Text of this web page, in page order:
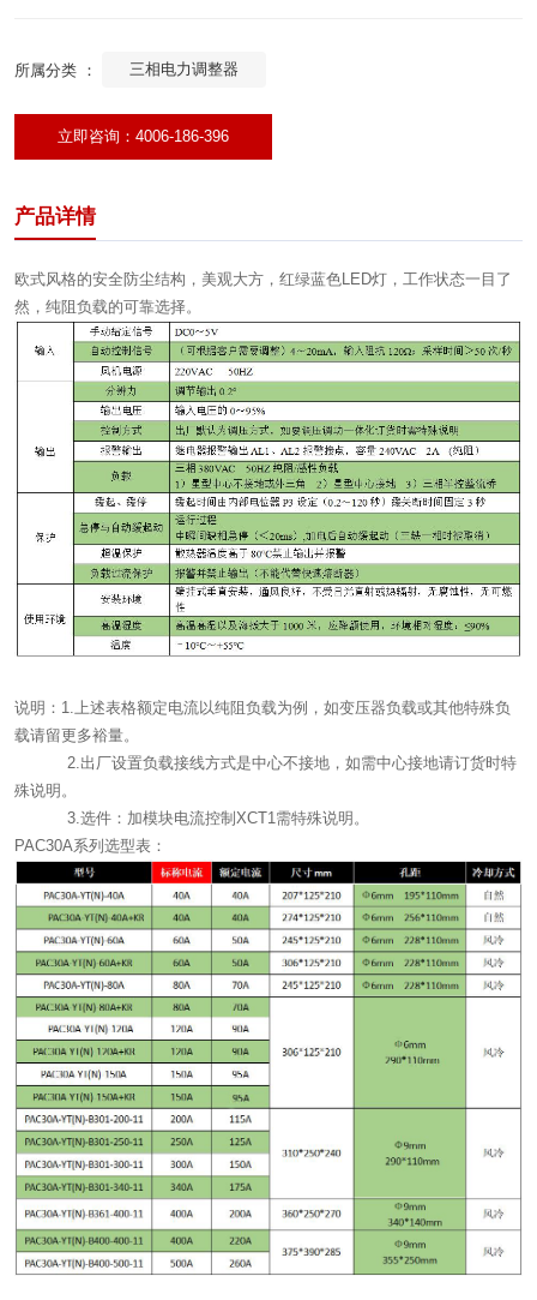
所属分类 ： 三相电力调整器
立即咨询：4006-186-396
产品详情
欧式风格的安全防尘结构，美观大方，红绿蓝色LED灯，工作状态一目了
然，纯阻负载的可靠选择。
说明：1.上述表格额定电流以纯阻负载为例，如变压器负载或其他特殊负
载请留更多裕量。
2.出厂设置负载接线方式是中心不接地，如需中心接地请订货时特
殊说明。
3.选件：加模块电流控制XCT1需特殊说明。
PAC30A系列选型表：